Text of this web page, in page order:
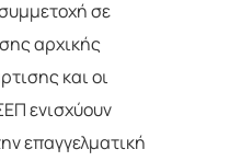
σε
αρχικής
και οι
ενισχύουν
επαγγελματική